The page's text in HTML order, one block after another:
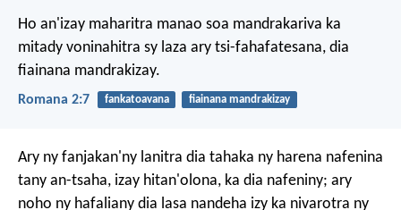
Ho an'izay maharitra manao soa mandrakariva ka
mitady voninahitra sy laza ary tsi-fahafatesana, dia
fiainana mandrakizay.
Romana 2:7 fankatoavana fiainana mandrakizay
Ary ny fanjakan'ny lanitra dia tahaka ny harena nafenina
tany an-tsaha, izay hitan'olona, ka dia nafeniny; ary
noho ny hafaliany dia lasa nandeha izy ka nivarotra ny